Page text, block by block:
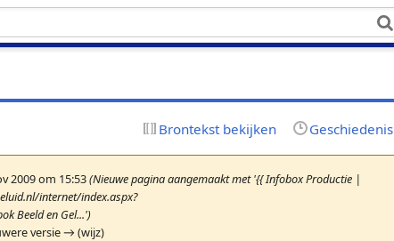
Brontekst bekijken Geschiedenis
2009 om 15:53(Nieuwe pagina aangemaakt met '{{ Infobox Productie |
internet/index.aspx?
Beeld en Gel...')
versie → (wijz)